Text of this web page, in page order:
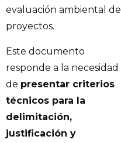
evaluación ambiental de
proyectos.
Este documento
responde a la necesidad
de presentar criterios
técnicos para la
delimitación,
justificación y